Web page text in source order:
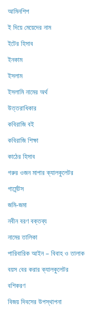
আমিনশিপ
ই দিয়ে মেয়েদের নাম
ইটের হিসাব
ইনকাম
ইসলাম
ইসলামি নামের অর্থ
উত্তরাধিকার
কবিরাজি বই
কবিরাজি শিক্ষা
কাঠের হিসাব
গরুর ওজন মাপার ক্যালকুলেটর
গার্মেন্টস
জমি-জমা
নবীন বরণ বক্তব্য
নামের তালিকা
পারিবারিক আইন – বিবাহ ও তালাক
বয়স বের করার ক্যালকুলেটর
বশিকরণ
বিজয় দিবসের উপস্থাপনা